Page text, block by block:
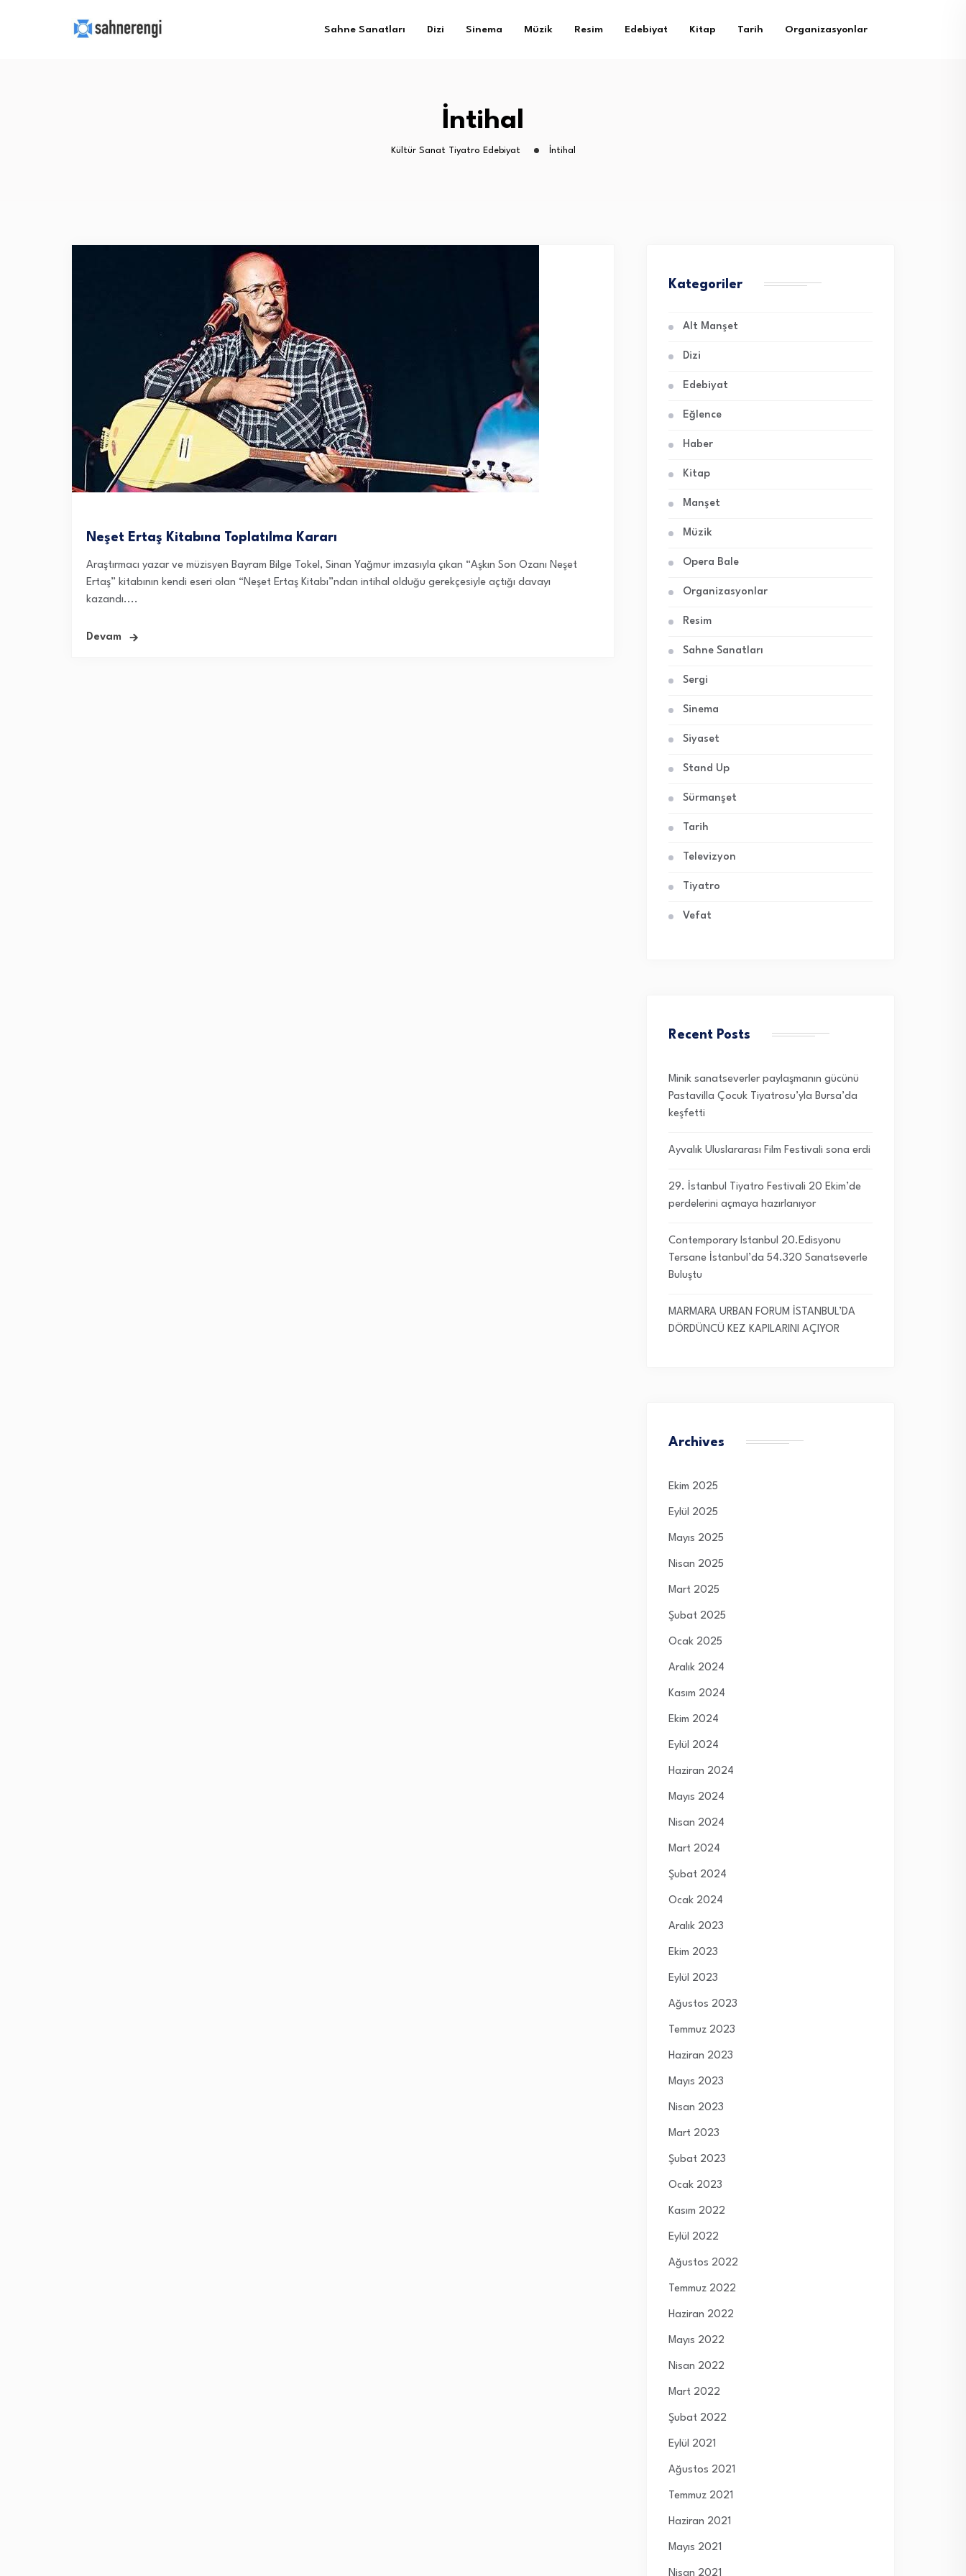
Sahne Sanatları Dizi Sinema Müzik Resim Edebiyat Kitap Tarih Organizasyonlar
İntihal
Kültür Sanat Tiyatro Edebiyat İntihal
Neşet Ertaş Kitabına Toplatılma Kararı
Araştırmacı yazar ve müzisyen Bayram Bilge Tokel, Sinan Yağmur imzasıyla çıkan “Aşkın Son Ozanı Neşet
Ertaş” kitabının kendi eseri olan “Neşet Ertaş Kitabı”ndan intihal olduğu gerekçesiyle açtığı davayı
kazandı....
Devam
Kategoriler
Alt Manşet
Dizi
Edebiyat
Eğlence
Haber
Kitap
Manşet
Müzik
Opera Bale
Organizasyonlar
Resim
Sahne Sanatları
Sergi
Sinema
Siyaset
Stand Up
Sürmanşet
Tarih
Televizyon
Tiyatro
Vefat
Recent Posts
Minik sanatseverler paylaşmanın gücünü
Pastavilla Çocuk Tiyatrosu’yla Bursa’da
keşfetti
Ayvalık Uluslararası Film Festivali sona erdi
29. İstanbul Tiyatro Festivali 20 Ekim’de
perdelerini açmaya hazırlanıyor
Contemporary Istanbul 20.Edisyonu
Tersane İstanbul’da 54.320 Sanatseverle
Buluştu
MARMARA URBAN FORUM İSTANBUL’DA
DÖRDÜNCÜ KEZ KAPILARINI AÇIYOR
Archives
Ekim 2025
Eylül 2025
Mayıs 2025
Nisan 2025
Mart 2025
Şubat 2025
Ocak 2025
Aralık 2024
Kasım 2024
Ekim 2024
Eylül 2024
Haziran 2024
Mayıs 2024
Nisan 2024
Mart 2024
Şubat 2024
Ocak 2024
Aralık 2023
Ekim 2023
Eylül 2023
Ağustos 2023
Temmuz 2023
Haziran 2023
Mayıs 2023
Nisan 2023
Mart 2023
Şubat 2023
Ocak 2023
Kasım 2022
Eylül 2022
Ağustos 2022
Temmuz 2022
Haziran 2022
Mayıs 2022
Nisan 2022
Mart 2022
Şubat 2022
Eylül 2021
Ağustos 2021
Temmuz 2021
Haziran 2021
Mayıs 2021
Nisan 2021